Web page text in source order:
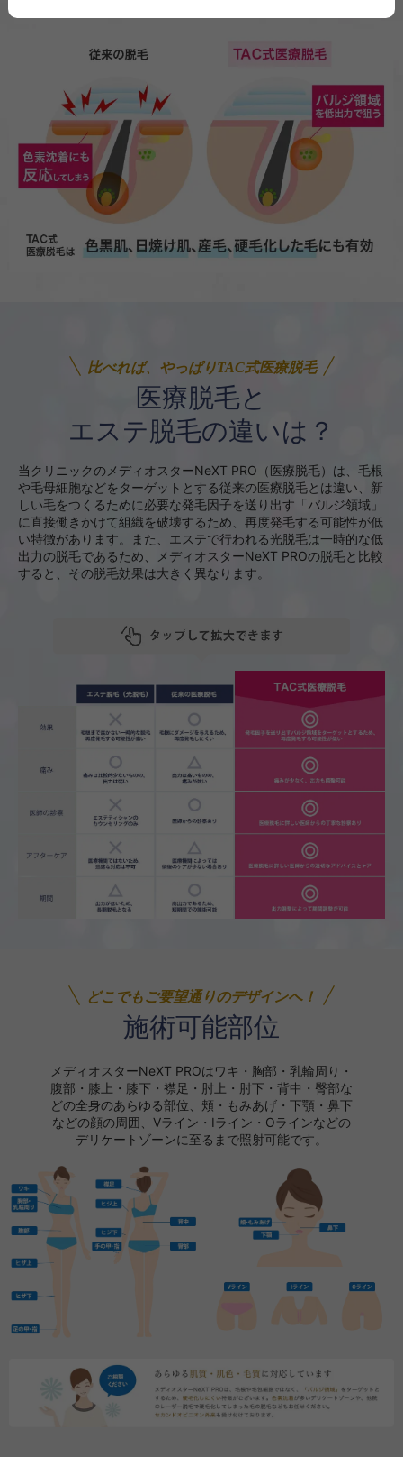
比べれば、やっぱりTAC式医療脱毛
医療脱毛と
エステ脱毛の違いは？
当クリニックのメディオスターNeXT PRO（医療脱毛）は、毛根
や毛母細胞などをターゲットとする従来の医療脱毛とは違い、新
しい毛をつくるために必要な発毛因子を送り出す「バルジ領域」
に直接働きかけて組織を破壊するため、再度発毛する可能性が低
い特徴があります。また、エステで行われる光脱毛は一時的な低
出力の脱毛であるため、メディオスターNeXT PROの脱毛と比較
すると、その脱毛効果は大きく異なります。
どこでもご要望通りのデザインへ！
施術可能部位
メディオスターNeXT PROはワキ・胸部・乳輪周り・
腹部・膝上・膝下・襟足・肘上・肘下・背中・臀部な
どの全身のあらゆる部位、 頬・もみあげ・下顎・鼻下
などの顔の周囲、Vライン・Iライン・Oラインなどの
デリケートゾーンに至るまで照射可能です。